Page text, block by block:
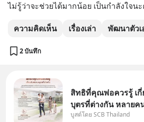
ไม่รู้ว่าจะช่วยได้มากน้อย เป็นกำลังใจน
ความคิดเห็น เรื่องเล่า พัฒนาตัวเ
2 บันทึก
สิทธิที่คุณพ่อควรรู้ เกี่
บุตรที่ต่างกัน หลายค
"เมื่อเป็นลูกของพ่อแล
บูสต์โดย SCB Thailand